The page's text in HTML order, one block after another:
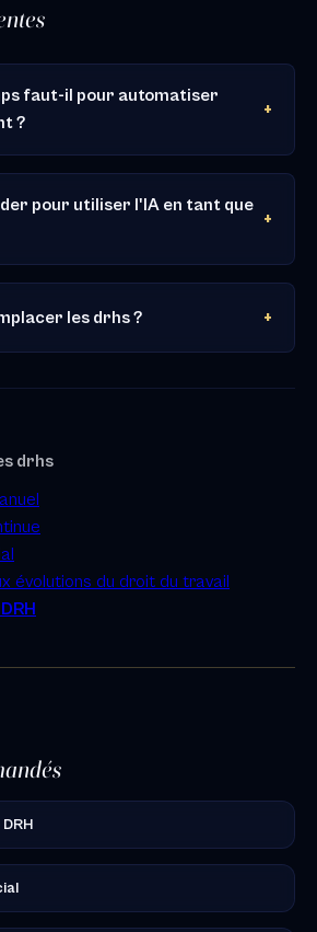
faut-il pour automatiser
?
pour utiliser l'IA en tant que
les drhs ?
drhs
évolutions du droit du travail